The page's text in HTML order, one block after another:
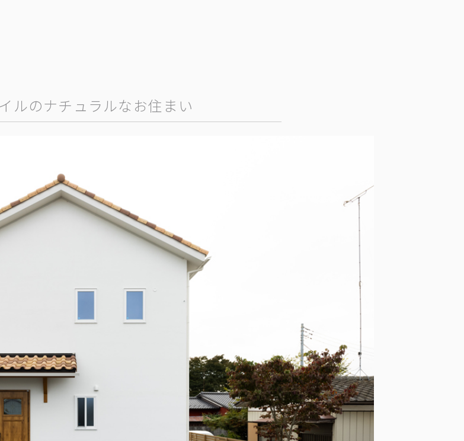
ルのナチュラルなお住まい